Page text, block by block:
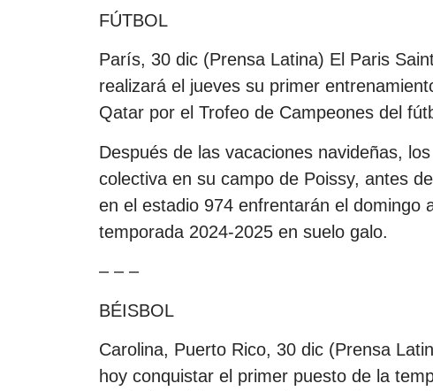
FÚTBOL
París, 30 dic (Prensa Latina) El Paris
realizará el jueves su primer
Qatar por el Trofeo de Campeones del
Después de las vacaciones navideñas,
colectiva en su campo de Poissy, antes
en el estadio 974 enfrentarán el domingo
temporada 2024-2025 en suelo galo.
– – –
BÉISBOL
Carolina, Puerto Rico, 30 dic (Prensa
hoy conquistar el primer puesto de la